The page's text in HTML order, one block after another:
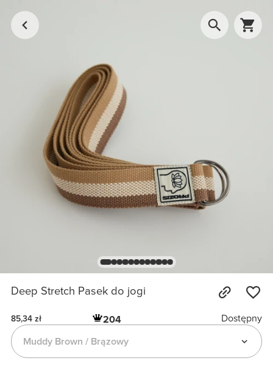
Deep Stretch Pasek do jogi
85,34 zł 204
Dostępny
Muddy Brown / Brązowy